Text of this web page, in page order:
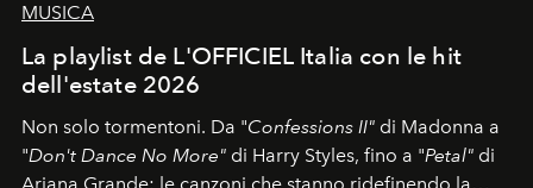
MUSICA
La playlist de L'OFFICIEL Italia con le hit
dell'estate 2026
Non solo tormentoni. Da "Confessions II" di Madonna a
"Don't Dance No More" di Harry Styles, fino a "Petal" di